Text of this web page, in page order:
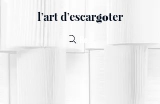
lʼart dʼescargoter
Recherche